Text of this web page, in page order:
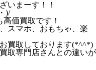
いまーす！！
)/
価買取です！
スマホ、おもちゃ、楽
買取しております(*^^*)
取専門店さんとの違いが